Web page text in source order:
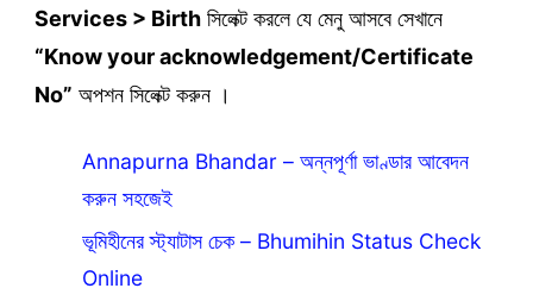
Services > Birth সিলেক্ট করলে যে মেনু আসবে সেখানে
“Know your acknowledgement/Certificate
No” অপশন সিলেক্ট করুন ।
Annapurna Bhandar – অন্নপূর্ণা ভাণ্ডার আবেদন
করুন সহজেই
ভূমিহীনের স্ট্যাটাস চেক – Bhumihin Status Check
Online